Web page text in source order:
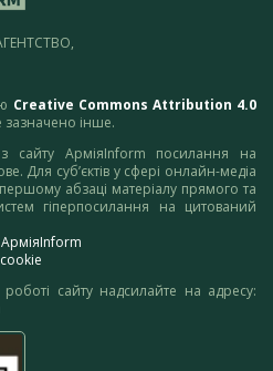
Creative Commons Attribution 4.0
інше.
сайту АрміяInform посилання на
Для суб’єктів у сфері онлайн-медіа
абзаці матеріалу прямого та
гіперпосилання на цитований
сайту надсилайте на адресу: